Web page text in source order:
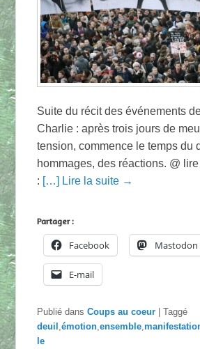
Suite du récit des événements
Charlie : après trois jours de
tension, commence le temps du
hommages, des réactions. @
: […] Lire la suite →
Partager :
Facebook Mastodon
E-mail
Publié dans Coups au coeur |Taggé
deuil ,émotion,ensemble,
le